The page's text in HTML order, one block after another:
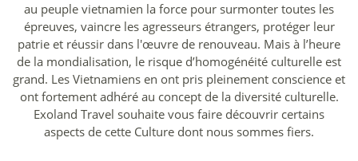
au peuple vietnamien la force pour surmonter toutes les
épreuves, vaincre les agresseurs étrangers, protéger leur
patrie et réussir dans l'œuvre de renouveau. Mais à l’heure
de la mondialisation, le risque d’homogénéité culturelle est
grand. Les Vietnamiens en ont pris pleinement conscience et
ont fortement adhéré au concept de la diversité culturelle.
Exoland Travel souhaite vous faire découvrir certains
aspects de cette Culture dont nous sommes fiers.